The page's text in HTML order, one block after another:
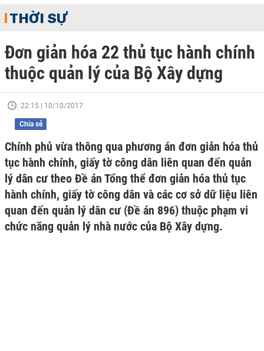
THỜI SỰ
Đơn giản hóa 22 thủ tục hành chính
thuộc quản lý của Bộ Xây dựng
22:15 | 10/10/2017
Chia sẻ
Chính phủ vừa thông qua phương án đơn giản hóa thủ
tục hành chính, giấy tờ công dân liên quan đến quản
lý dân cư theo Đề án Tổng thể đơn giản hóa thủ tục
hành chính, giấy tờ công dân và các cơ sở dữ liệu liên
quan đến quản lý dân cư (Đề án 896) thuộc phạm vi
chức năng quản lý nhà nước của Bộ Xây dựng.